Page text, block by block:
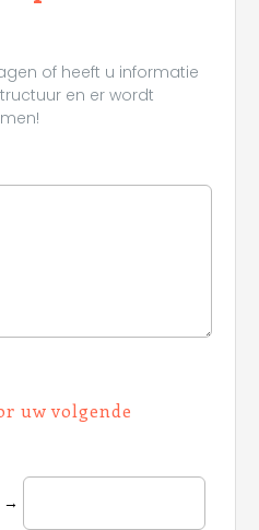
of heeft u informatie
en er wordt
uw volgende
→